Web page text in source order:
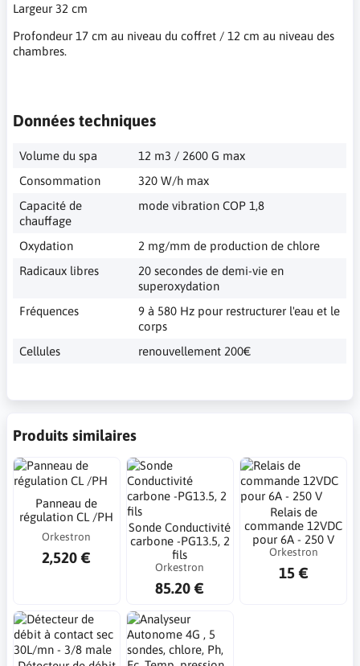
Largeur 32 cm
Profondeur 17 cm au niveau du coffret / 12 cm au niveau des
chambres.
Données techniques
Volume du spa
12 m3 / 2600 G max
Consommation
320 W/h max
Capacité de
chauffage
mode vibration COP 1,8
Oxydation
2 mg/mm de production de chlore
Radicaux libres
20 secondes de demi-vie en
superoxydation
Fréquences
9 à 580 Hz pour restructurer l'eau et le
corps
Cellules
renouvellement 200€
Produits similaires
Panneau de
régulation CL /PH
Orkestron
2,520 €
Sonde Conductivité
carbone -PG13.5, 2
fils
Orkestron
85.20 €
Relais de
commande 12VDC
pour 6A - 250 V
Orkestron
15 €